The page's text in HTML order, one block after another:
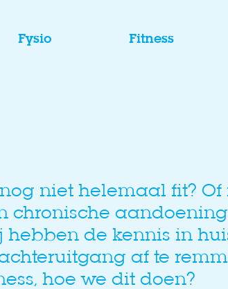
Fysio Fitness
niet helemaal fit?
hebben de kennis in
af te
hoe we dit doen?